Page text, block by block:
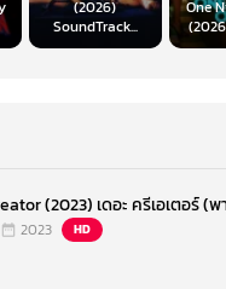
(2026)
SoundTrack...
One
(2023) เดอะ ครีเอเตอร์ (พ
2023 HD